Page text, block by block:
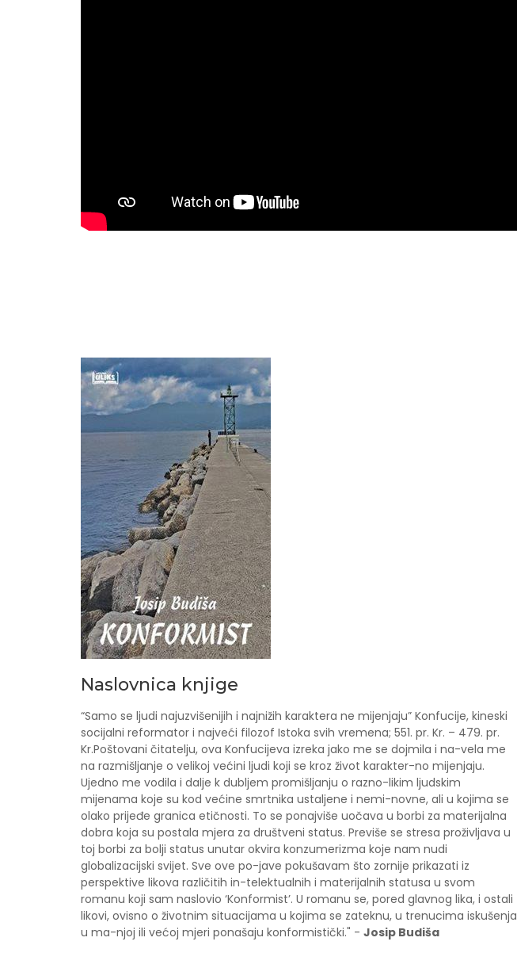
Naslovnica knjige
“Samo se ljudi najuzvišenijih i najnižih karaktera ne mijenjaju” Konfucije, kineski
socijalni reformator i najveći filozof Istoka svih vremena; 551. pr. Kr. – 479. pr.
Kr.Poštovani čitatelju, ova Konfucijeva izreka jako me se dojmila i na-vela me
na razmišljanje o velikoj većini ljudi koji se kroz život karakter-no mijenjaju.
Ujedno me vodila i dalje k dubljem promišljanju o razno-likim ljudskim
mijenama koje su kod većine smrtnika ustaljene i nemi-novne, ali u kojima se
olako prijeđe granica etičnosti. To se ponajviše uočava u borbi za materijalna
dobra koja su postala mjera za društveni status. Previše se stresa proživljava u
toj borbi za bolji status unutar okvira konzumerizma koje nam nudi
globalizacijski svijet. Sve ove po-jave pokušavam što zornije prikazati iz
perspektive likova različitih in-telektualnih i materijalnih statusa u svom
romanu koji sam naslovio ‘Konformist’. U romanu se, pored glavnog lika, i ostali
likovi, ovisno o životnim situacijama u kojima se zateknu, u trenucima iskušenja
u ma-njoj ili većoj mjeri ponašaju konformistički." - Josip Budiša